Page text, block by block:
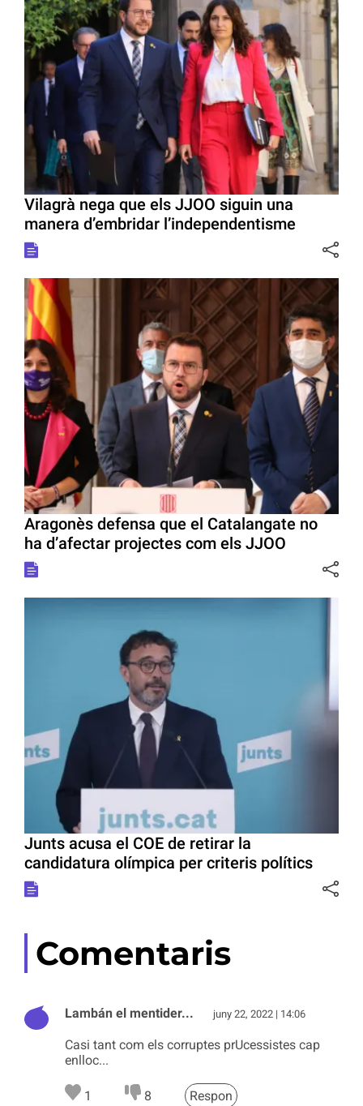
Vilagrà nega que els JJOO siguin una
manera d’embridar l’independentisme
Aragonès defensa que el Catalangate no
ha d’afectar projectes com els JJOO
Junts acusa el COE de retirar la
candidatura olímpica per criteris polítics
Comentaris
Lambán el mentider... juny 22, 2022 | 14:06
Casi tant com els corruptes prUcessistes cap
enlloc...
1 8 Respon